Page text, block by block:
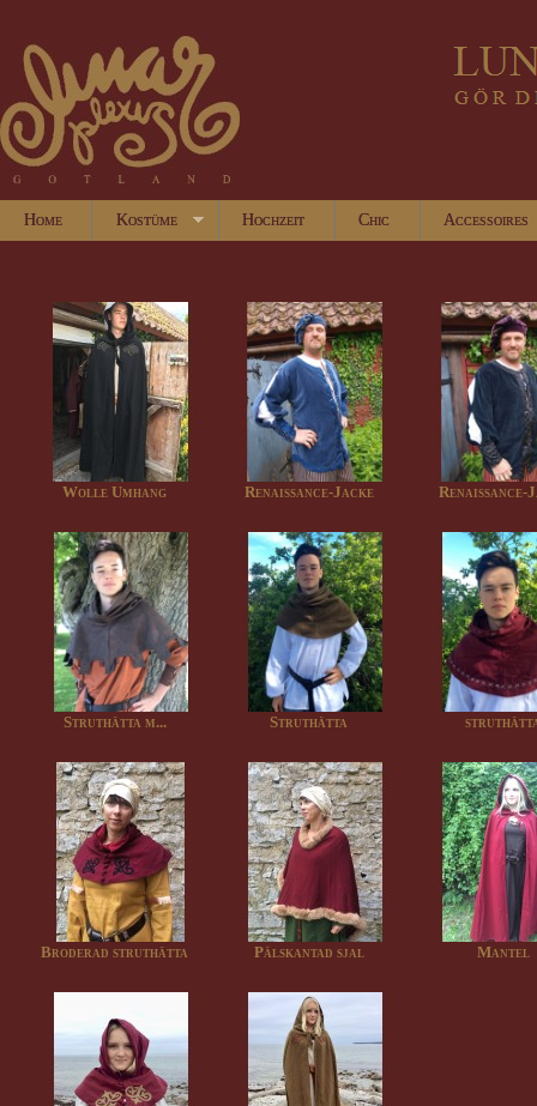
Home Kostüme Hochzeit Chic Accessoires
Wolle Umhang Renaissance-Jacke Renaissance-
Struthätta m... Struthätta
Broderad struthätta Pälskantad sjal Mantel